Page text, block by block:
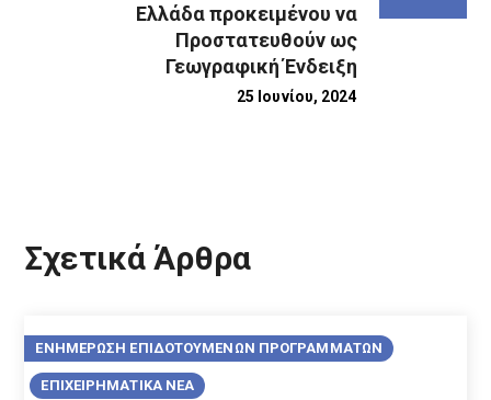
Ελλάδα προκειμένου να
Προστατευθούν ως
Γεωγραφική Ένδειξη
25 Ιουνίου, 2024
Σχετικά Άρθρα
ΕΝΗΜΕΡΩΣΗ ΕΠΙΔΟΤΟΥΜΕΝΩΝ ΠΡΟΓΡΑΜΜΑΤΩΝ
ΕΠΙΧΕΙΡΗΜΑΤΙΚΑ ΝΕΑ